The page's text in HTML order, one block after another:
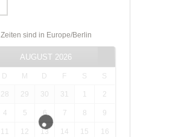
Zeiten sind in Europe/Berlin
AUGUST 2026
D M D F S S
28 29 30 31 1 2
4 5 6 7 8 9
11 12 13 14 15 16